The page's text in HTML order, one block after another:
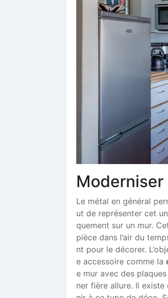
Le métal en général
ut de représenter cet
quement sur un mur.
pièce dans l’air du
nt pour le décorer.
e accessoire comme la
e mur avec des
ner fière allure. Il